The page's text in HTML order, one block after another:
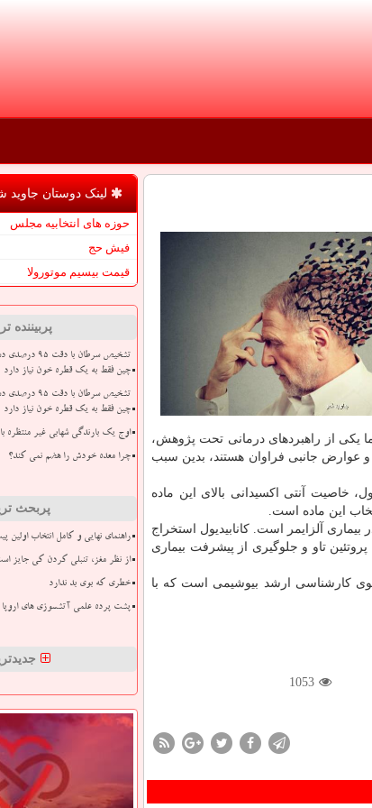
یکی از راهبردهای درمانی تحت پژوهش،
و عوارض جانبی فراوان هستند، بدین سبب
خاصیت آنتی اکسیدانی بالای این ماده
این ماده است.
آلزایمر است. کانابیدیول استخراج
تاو و جلوگیری از پیشرفت بیماری
کارشناسی ارشد بیوشیمی است که با
1053
لینک دوستان جاوید
حوزه های انتخابیه مجلس
فیش حج
قیمت بیسیم موتورولا
پربیننده
تشخیص سرطان
چین فقط به یک قطره خون نیاز دارد
تشخیص سرطان
چین فقط به یک قطره خون نیاز دارد
اوج یک بارندگی شهابی غیر منتظره
چرا معده خودش را هضم نمی کند؟
پربحث
راهنمای نهایی و کامل انتخاب اولین
از نظر مغز، تنبلی کردن کی جایز
خطری که بوی بد ندارد
پشت پرده علمی آتشسوزی های اروپا